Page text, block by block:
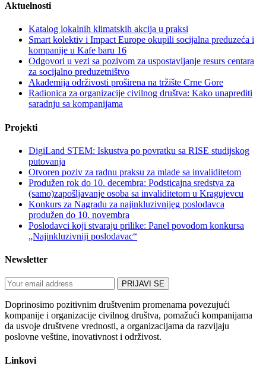
Aktuelnosti
Katalog lokalnih klimatskih akcija u praksi
Smart kolektiv i Impact Europe okupili socijalna preduzeća i
kompanije u Kafe baru 16
Odgovori u vezi sa pozivom za uspostavljanje resurs centara
za socijalno preduzetništvo
Akademija održivosti proširena na tržište Crne Gore
Radionica za organizacije civilnog društva: Kako unaprediti
saradnju sa kompanijama
Projekti
DigiLand STEM: Iskustva po povratku sa RISE studijskog
putovanja
Otvoren poziv za radnu praksu za mlade sa invaliditetom
Produžen rok do 10. decembra: Podsticajna sredstva za
(samo)zapošljavanje osoba sa invaliditetom u Kragujevcu
Konkurs za Nagradu za najinkluzivnijeg poslodavca
produžen do 10. novembra
Poslodavci koji stvaraju prilike: Panel povodom konkursa
„Najinkluzivniji poslodavac“
Newsletter
Doprinosimo pozitivnim društvenim promenama povezujući
kompanije i organizacije civilnog društva, pomažući kompanijama
da usvoje društvene vrednosti, a organizacijama da razvijaju
poslovne veštine, inovativnost i održivost.
Linkovi